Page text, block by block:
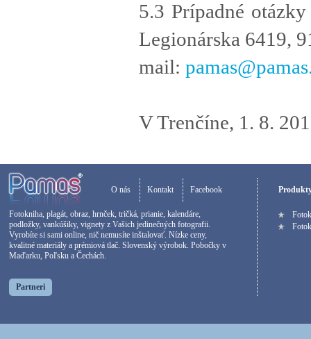
5.3 Prípadné
Legionárska 6419,
mail:
V Trenčíne, 1. 8.
Partneri
O nás Kontakt Facebook
Fotokniha, plagát, obraz, hrnček, tričká, prianie, kalendáre,
podložky, vankúšiky, vignety z Vašich jedinečných fotografii.
Vyrobíte si sami online, nič nemusíte inštalovať. Nízke ceny,
kvalitné materiály a prémiová tlač. Slovenský výrobok. Pobočky v
Maďarku, Poľsku a Čechách.